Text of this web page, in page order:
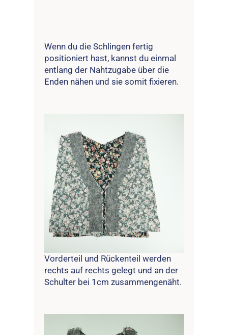
Wenn du die Schlingen fertig
positioniert hast, kannst du einmal
entlang der Nahtzugabe über die
Enden nähen und sie somit fixieren.
Vorderteil und Rückenteil werden
rechts auf rechts gelegt und an der
Schulter bei 1cm zusammengenäht.